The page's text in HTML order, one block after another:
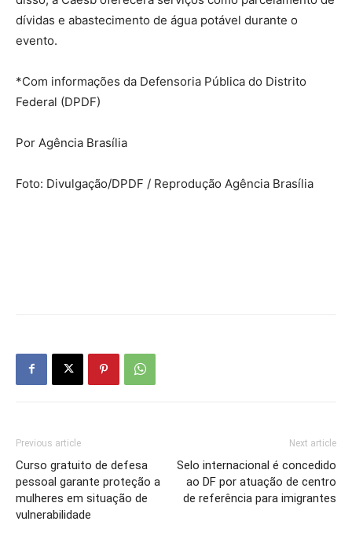
dívidas e abastecimento de água potável durante o
evento.
*Com informações da Defensoria Pública do Distrito
Federal (DPDF)
Por Agência Brasília
Foto: Divulgação/DPDF / Reprodução Agência Brasília
Previous article
Curso gratuito de defesa
pessoal garante proteção a
mulheres em situação de
vulnerabilidade
Next article
Selo internacional é concedido
ao DF por atuação de centro
de referência para imigrantes